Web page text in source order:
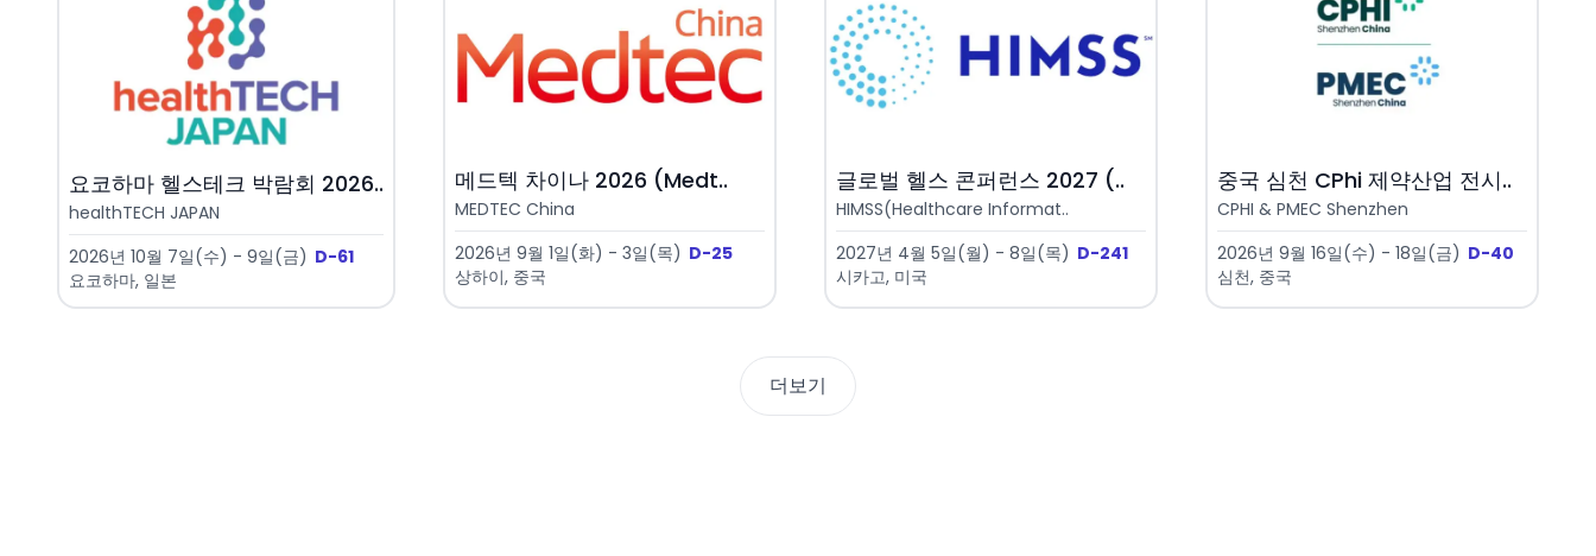
요코하마 헬스테크 박람회 2026..
healthTECH JAPAN
2026년 10월 7일(수) - 9일(금) D-61
요코하마, 일본
메드텍 차이나 2026 (Medt..
MEDTEC China
2026년 9월 1일(화) - 3일(목) D-25
상하이, 중국
글로벌 헬스 콘퍼런스 2027 (..
HIMSS(Healthcare Informat..
2027년 4월 5일(월) - 8일(목) D-241
시카고, 미국
중국 심천 CPhi 제약산업 전시..
CPHI & PMEC Shenzhen
2026년 9월 16일(수) - 18일(금) D-40
심천, 중국
더보기